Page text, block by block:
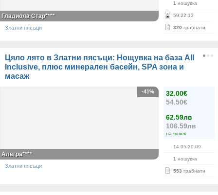
1 нощувка
59:22:13
320 грабнати
Гладиола Стар****
Златни пясъци
Цяло лято в Златни пясъци: Нощувка на база All
Inclusive, плюс минерален басейн, SPA зона и
масаж
32.00€
54.50€
62.59лв
106.59лв
на човек
14.05-30.09
1 нощувка
553 грабнати
-41%
Алегра****
Златни пясъци